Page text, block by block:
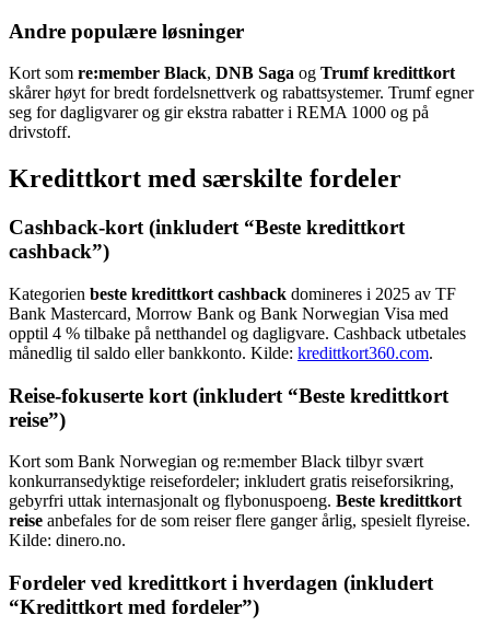
Andre populære løsninger
Kort som re:member Black, DNB Saga og Trumf kredittkort
skårer høyt for bredt fordelsnettverk og rabattsystemer. Trumf egner
seg for dagligvarer og gir ekstra rabatter i REMA 1000 og på
drivstoff.
Kredittkort med særskilte fordeler
Cashback-kort (inkludert “Beste kredittkort
cashback”)
Kategorien beste kredittkort cashback domineres i 2025 av TF
Bank Mastercard, Morrow Bank og Bank Norwegian Visa med
opptil 4 % tilbake på netthandel og dagligvare. Cashback utbetales
månedlig til saldo eller bankkonto. Kilde: kredittkort360.com.
Reise-fokuserte kort (inkludert “Beste kredittkort
reise”)
Kort som Bank Norwegian og re:member Black tilbyr svært
konkurransedyktige reisefordeler; inkludert gratis reiseforsikring,
gebyrfri uttak internasjonalt og flybonuspoeng. Beste kredittkort
reise anbefales for de som reiser flere ganger årlig, spesielt flyreise.
Kilde: dinero.no.
Fordeler ved kredittkort i hverdagen (inkludert
“Kredittkort med fordeler”)